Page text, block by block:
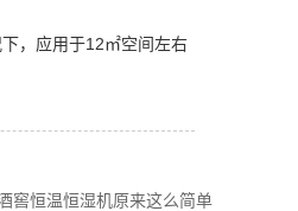
，应用于12㎡空间左右
窖恒温恒湿机原来这么简单